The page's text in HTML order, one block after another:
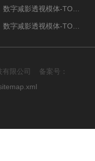
有限公司 备案号：